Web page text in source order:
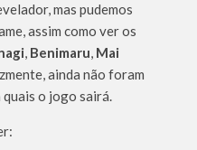
mas pudemos
assim como ver os
, Benimaru, Mai
ainda não foram
quais o jogo sairá.